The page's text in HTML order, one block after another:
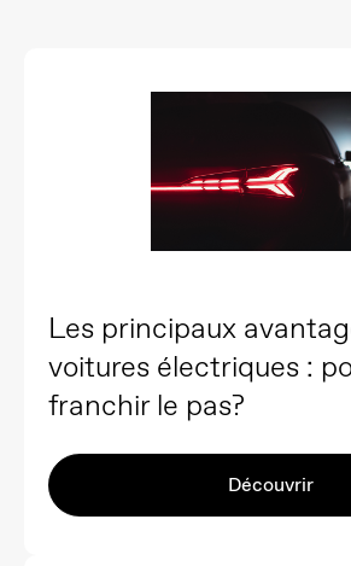
Les principaux
voitures électriques :
franchir le pas?
Découvrir